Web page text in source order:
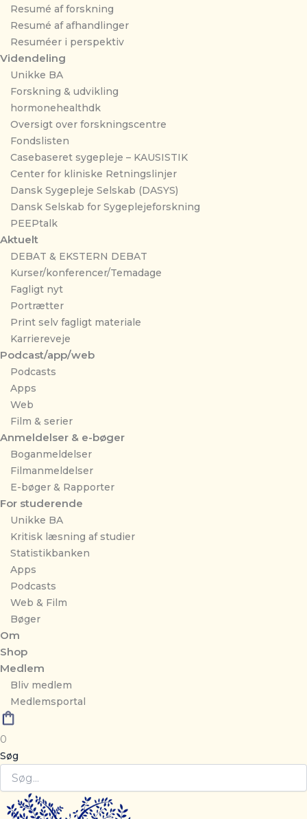
Resumé af forskning
Resumé af afhandlinger
Resuméer i perspektiv
Videndeling
Unikke BA
Forskning & udvikling
hormonehealthdk
Oversigt over forskningscentre
Fondslisten
Casebaseret sygepleje – KAUSISTIK
Center for kliniske Retningslinjer
Dansk Sygepleje Selskab (DASYS)
Dansk Selskab for Sygeplejeforskning
PEEPtalk
Aktuelt
DEBAT & EKSTERN DEBAT
Kurser/konferencer/Temadage
Fagligt nyt
Portrætter
Print selv fagligt materiale
Karriereveje
Podcast/app/web
Podcasts
Apps
Web
Film & serier
Anmeldelser & e-bøger
Boganmeldelser
Filmanmeldelser
E-bøger & Rapporter
For studerende
Unikke BA
Kritisk læsning af studier
Statistikbanken
Apps
Podcasts
Web & Film
Bøger
Om
Shop
Medlem
Bliv medlem
Medlemsportal
0
Søg